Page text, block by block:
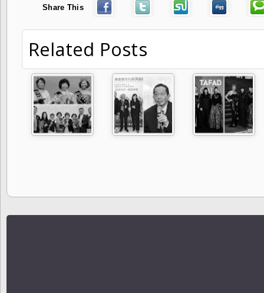
Share This
Related Posts